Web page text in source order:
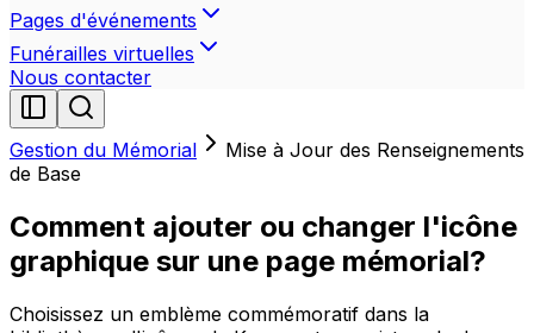
Pages d'événements
Funérailles virtuelles
Nous contacter
Gestion du Mémorial
Mise à Jour des Renseignements
de Base
Comment ajouter ou changer l'icône
graphique sur une page mémorial?
Choisissez un emblème commémoratif dans la